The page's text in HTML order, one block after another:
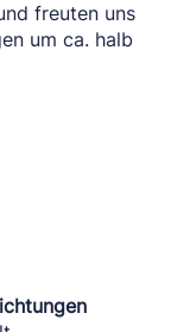
freuten uns
um ca. halb